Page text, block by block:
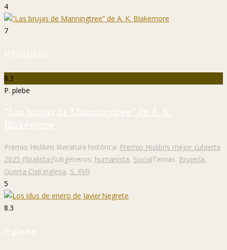
4
7
P. Hislibris
8.3
P. plebe
“Las brujas de Manningtree” de A. K.
Blakemore
Premio Hislibris literatura histórica: Premio Hislibris mejor cubierta
2025 (finalista)Subgéneros: humanista, SocialTemas: Brujería,
Guerra Civil inglesa, S. XVII
5
8.3
P. plebe